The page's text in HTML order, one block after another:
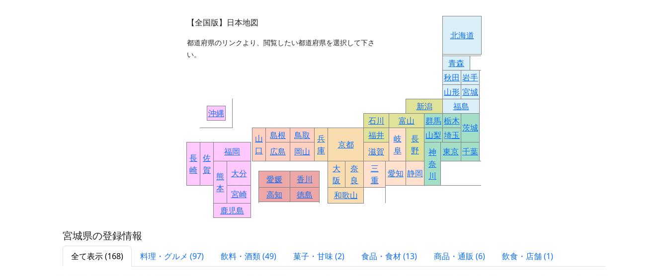
【全国版】日本地図
都道府県のリンクより、閲覧したい都道府県を選択して下さ
い。
北海道
青森
秋田 岩手
山形 宮城
沖縄
新潟
福島
石川
富山 群馬 栃木
茨城
山
口
島根 鳥取
兵
庫
京都
福井
岐
阜
長
野
山梨 埼玉
長
崎
佐
賀
福岡 広島 岡山 滋賀
神
奈
川
東京 千葉
熊
本
大分
大
阪
奈
良
三
重
愛知 静岡
愛媛
香川
宮崎
高知 徳島
和歌山
鹿児島
宮城県の登録情報
全て表示 (168) 料理・グルメ (97) 飲料・酒類 (49) 菓子・甘味 (2) 食品・食材 (13) 商品・通販 (6) 飲食・店舗 (1)